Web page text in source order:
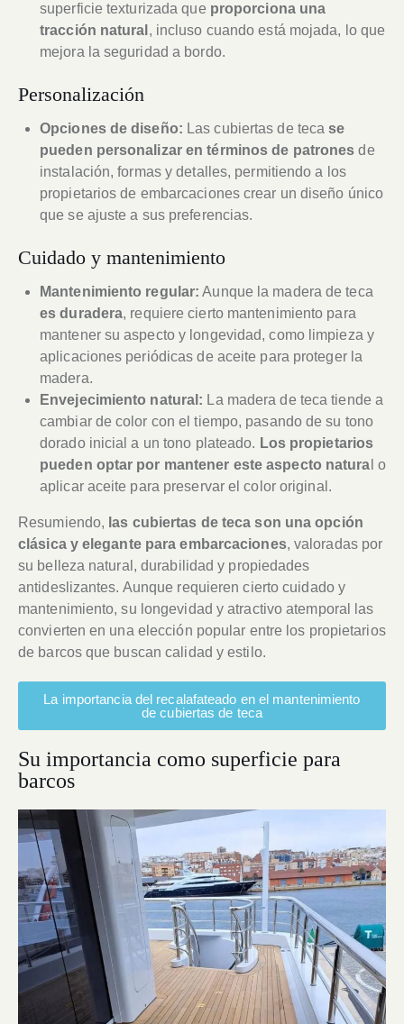
superficie texturizada que proporciona una
tracción natural , incluso cuando está mojada, lo que
mejora la seguridad a bordo.
Personalización
Opciones de diseño: Las cubiertas de tecase
pueden personalizar en términos de patrones de
instalación, formas y detalles, permitiendo a los
propietarios de embarcaciones crear un diseño único
que se ajuste a sus preferencias.
Cuidado y mantenimiento
Mantenimiento regular: Aunque la madera de teca
es duradera, requiere cierto mantenimiento para
mantener su aspecto y longevidad, como limpieza y
aplicaciones periódicas de aceite para proteger la
madera.
Envejecimiento natural: La madera de teca tiende a
cambiar de color con el tiempo, pasando de su tono
dorado inicial a un tono plateado. Los propietarios
pueden optar por mantener este aspecto natura l o
aplicar aceite para preservar el color original.
Resumiendo, las cubiertas de teca son una opción
clásica y elegante para embarcaciones, valoradas por
su belleza natural, durabilidad y propiedades
antideslizantes. Aunque requieren cierto cuidado y
mantenimiento, su longevidad y atractivo atemporal las
convierten en una elección popular entre los propietarios
de barcos que buscan calidad y estilo.
La importancia del recalafateado en el mantenimiento
de cubiertas de teca
Su importancia como superficie para
barcos